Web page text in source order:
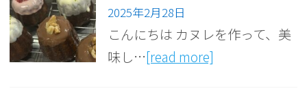
2025年2月28日
こんにちは カヌレを作って、美
味し…[read more]